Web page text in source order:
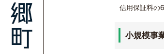
信用保証料の
小規模事